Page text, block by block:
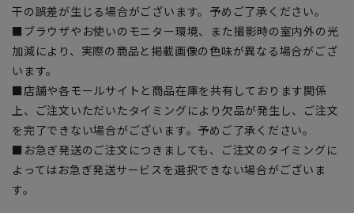
干の誤差が生じる場合がございます。予めご了承ください。
■ブラウザやお使いのモニター環境、また撮影時の室内外の光
加減により、実際の商品と掲載画像の色味が異なる場合がござ
います。
■店舗や各モールサイトと商品在庫を共有しております関係
上、ご注文いただいたタイミングにより欠品が発生し、ご注文
を完了できない場合がございます。予めご了承ください。
■お急ぎ発送のご注文につきましても、ご注文のタイミングに
よってはお急ぎ発送サービスを選択できない場合がございま
す。